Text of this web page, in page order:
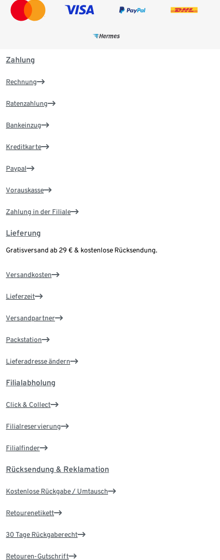
Zahlung
Rechnung
Ratenzahlung
Bankeinzug
Kreditkarte
Paypal
Vorauskasse
Zahlung in der Filiale
Lieferung
Gratisversand ab 29 € & kostenlose Rücksendung.
Versandkosten
Lieferzeit
Versandpartner
Packstation
Lieferadresse ändern
Filialabholung
Click & Collect
Filialreservierung
Filialfinder
Rücksendung & Reklamation
Kostenlose Rückgabe / Umtausch
Retourenetikett
30 Tage Rückgaberecht
Retouren-Gutschrift